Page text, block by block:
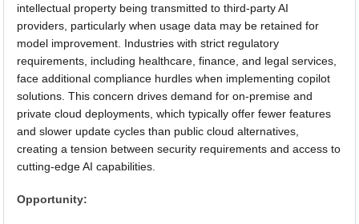
intellectual property being transmitted to third-party AI
providers, particularly when usage data may be retained for
model improvement. Industries with strict regulatory
requirements, including healthcare, finance, and legal services,
face additional compliance hurdles when implementing copilot
solutions. This concern drives demand for on-premise and
private cloud deployments, which typically offer fewer features
and slower update cycles than public cloud alternatives,
creating a tension between security requirements and access to
cutting-edge AI capabilities.
Opportunity: